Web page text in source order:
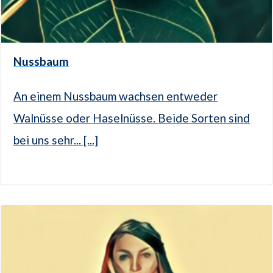
Nussbaum
An einem Nussbaum wachsen entweder
Walnüsse oder Haselnüsse. Beide Sorten sind
bei uns sehr... [...]